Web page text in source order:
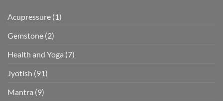
Acupressure (1)
Gemstone (2)
Health and Yoga (7)
Jyotish (91)
Mantra (9)